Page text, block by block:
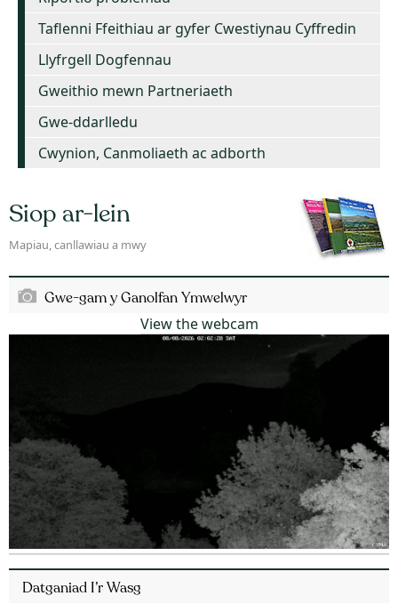
Taflenni Ffeithiau ar gyfer Cwestiynau Cyffredin
Llyfrgell Dogfennau
Gweithio mewn Partneriaeth
Gwe-ddarlledu
Cwynion, Canmoliaeth ac adborth
Siop ar-lein
Mapiau, canllawiau a mwy
Gwe-gam y Ganolfan Ymwelwyr
View the webcam
Datganiad I’r Wasg